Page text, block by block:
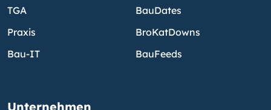
TGA
Praxis
Bau-IT
BauDates
BroKatDowns
BauFeeds
Unternehmen